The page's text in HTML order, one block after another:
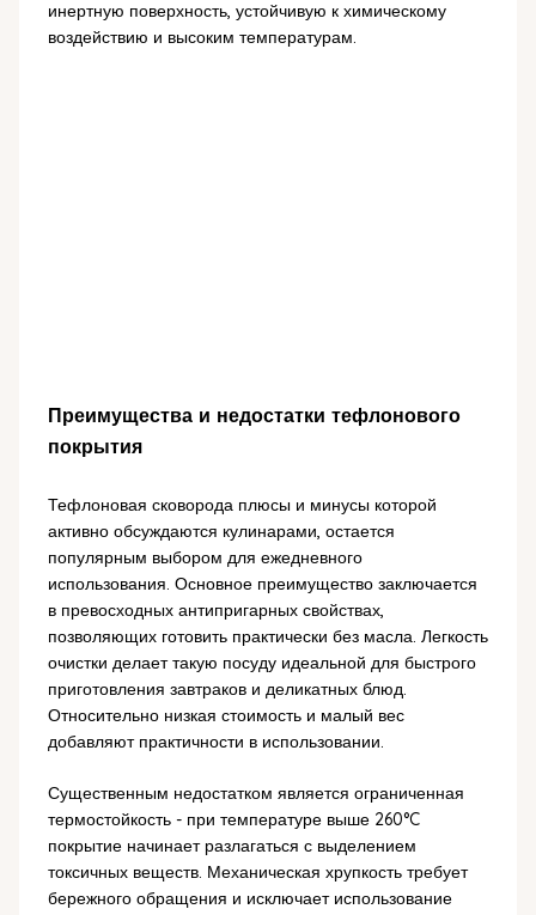
инертную поверхность, устойчивую к химическому
воздействию и высоким температурам.
Преимущества и недостатки тефлонового
покрытия
Тефлоновая сковорода плюсы и минусы которой
активно обсуждаются кулинарами, остается
популярным выбором для ежедневного
использования. Основное преимущество заключается
в превосходных антипригарных свойствах,
позволяющих готовить практически без масла. Легкость
очистки делает такую посуду идеальной для быстрого
приготовления завтраков и деликатных блюд.
Относительно низкая стоимость и малый вес
добавляют практичности в использовании.
Существенным недостатком является ограниченная
термостойкость - при температуре выше 260°C
покрытие начинает разлагаться с выделением
токсичных веществ. Механическая хрупкость требует
бережного обращения и исключает использование